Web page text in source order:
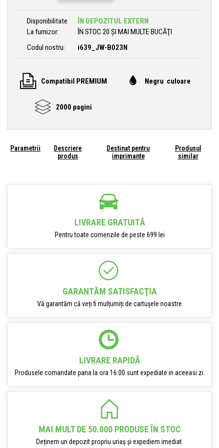
Disponibilitate
ÎN DEPOZITUL EXTERN
La furnizor:
ÎN STOC 20 ȘI MAI MULTE BUCĂŢI
Codul nostru:
i639_JW-B023N
Compatibil PREMIUM Negru culoare
2000 pagini
Parametrii
Descriere
produs
Destinat pentru
imprimante
Produsul
similar
LIVRARE GRATUITĂ
Pentru toate comenzile de peste 699 lei
GARANTĂM SATISFACŢIA
Vă garantăm că veți fi mulțumiți de cartușele noastre
LIVRARE RAPIDĂ
Produsele comandate pana la ora 16:00 sunt expediate in aceeasi zi.
MAI MULT DE 50.000 PRODUSE ÎN STOC
Deținem un depozit propriu uriaș și expediem imediat.